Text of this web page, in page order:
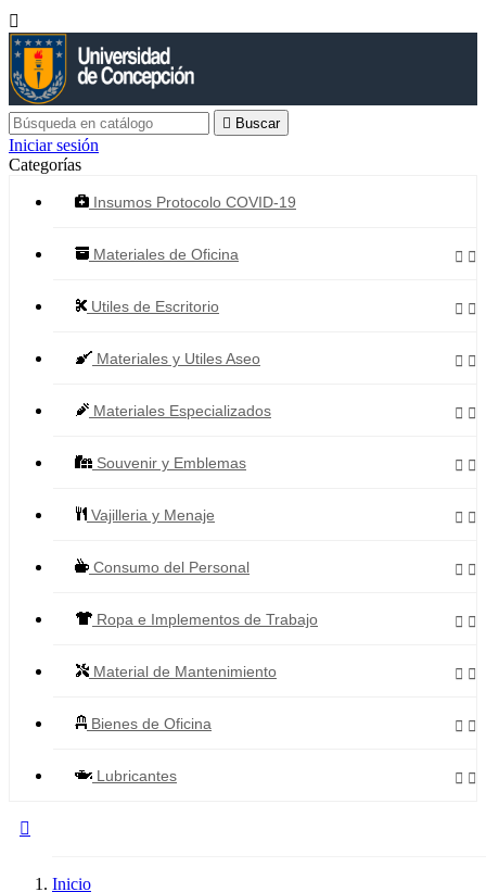

 Buscar
Iniciar sesión
Categorías
Insumos Protocolo COVID-19
Materiales de Oficina  
Utiles de Escritorio  
Materiales y Utiles Aseo  
Materiales Especializados  
Souvenir y Emblemas  
Vajilleria y Menaje  
Consumo del Personal  
Ropa e Implementos de Trabajo  
Material de Mantenimiento  
Bienes de Oficina  
Lubricantes  

Inicio